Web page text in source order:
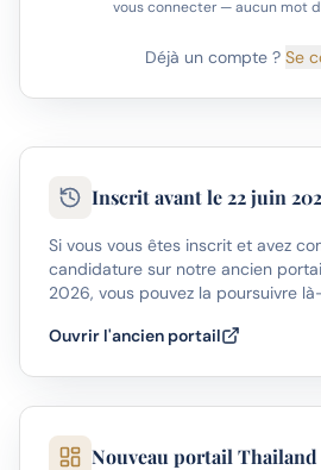
vous connecter — aucun mot
Déjà un compte ? Se
Inscrit avant le 22 juin
Si vous vous êtes inscrit et avez
candidature sur notre ancien
2026, vous pouvez la poursuivre
Ouvrir l'ancien portail
Nouveau portail